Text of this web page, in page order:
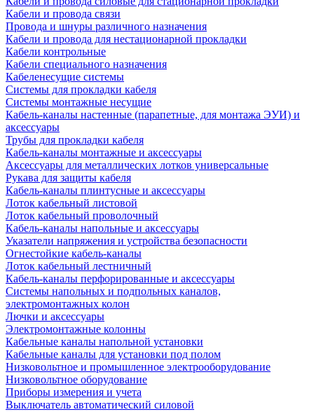
Кабели и провода связи
Провода и шнуры различного назначения
Кабели и провода для нестационарной прокладки
Кабели контрольные
Кабели специального назначения
Кабеленесущие системы
Системы для прокладки кабеля
Системы монтажные несущие
Кабель-каналы настенные (парапетные, для монтажа ЭУИ) и
аксессуары
Трубы для прокладки кабеля
Кабель-каналы монтажные и аксессуары
Аксессуары для металлических лотков универсальные
Рукава для защиты кабеля
Кабель-каналы плинтусные и аксессуары
Лоток кабельный листовой
Лоток кабельный проволочный
Кабель-каналы напольные и аксессуары
Указатели напряжения и устройства безопасности
Огнестойкие кабель-каналы
Лоток кабельный лестничный
Кабель-каналы перфорированные и аксессуары
Системы напольных и подпольных каналов,
электромонтажных колон
Лючки и аксессуары
Электромонтажные колонны
Кабельные каналы напольной установки
Кабельные каналы для установки под полом
Низковольтное и промышленное электрооборудование
Низковольтное оборудование
Приборы измерения и учета
Выключатель автоматический силовой